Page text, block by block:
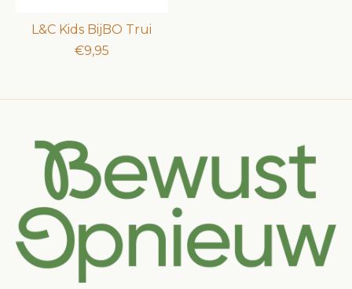
L&C Kids BijBO Trui
€9,95